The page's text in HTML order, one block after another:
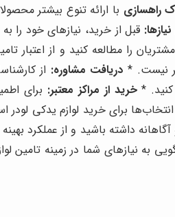
راهسازی با ارائه تنوع بیشتر
قبل از خرید، نیازهای خود
را مطالعه کنید و از اعتبار
نیست. * دریافت مشاوره: از
کنید. *خرید از مراکز معتبر: برای
برای خرید لوازم یدکی
داشته باشید و از عملکرد
نیازهای شما در زمینه تامین